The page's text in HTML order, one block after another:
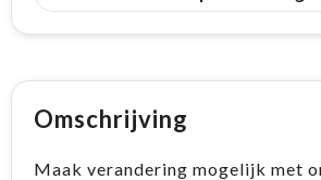
Omschrijving
Maak verandering mogelijk met